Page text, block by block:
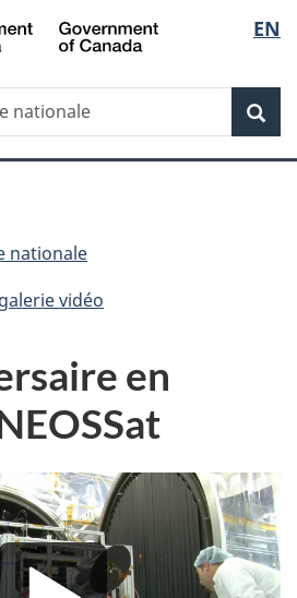
Passer
au
principal
Passer
à
Au
du
Passer
à
version
simplifiée
de
la
EN
nationale
vidéo
en